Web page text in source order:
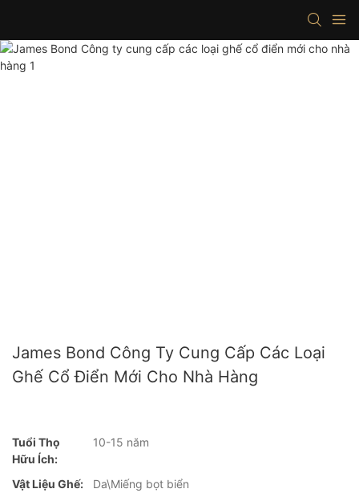
James Bond Công Ty Cung Cấp Các Loại
Ghế Cổ Điển Mới Cho Nhà Hàng
Tuổi Thọ
Hữu Ích:
10-15 năm
Vật Liệu Ghế:
Da\Miếng bọt biển